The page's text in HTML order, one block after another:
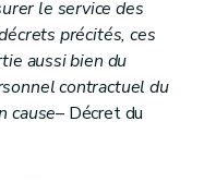
le service des
précités, ces
aussi bien du
contractuel du
cause– Décret du